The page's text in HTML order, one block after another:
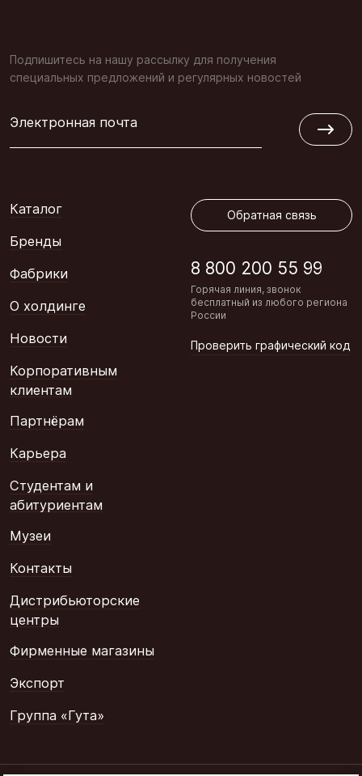
Подпишитесь на нашу рассылку для получения
специальных предложений и регулярных новостей
Электронная почта
Каталог
Бренды
Фабрики
О холдинге
Новости
Корпоративным
клиентам
Партнёрам
Карьера
Студентам и
абитуриентам
Музеи
Контакты
Дистрибьюторские
центры
Фирменные магазины
Экспорт
Группа «Гута»
Обратная связь
8 800 200 55 99
Горячая линия, звонок
бесплатный из любого региона
России
Проверить графический код